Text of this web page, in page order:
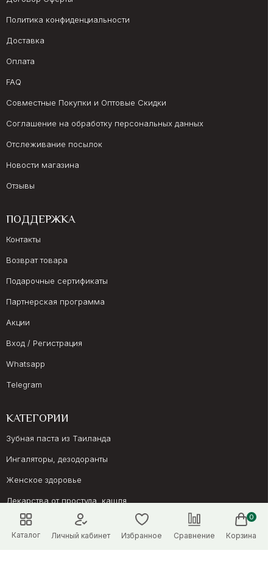
Каталог Личный кабинет Избранное Сравнение
0
Корзина
Политика конфиденциальности
Доставка
Оплата
FAQ
Совместные Покупки и Оптовые Скидки
Соглашение на обработку персональных данных
Отслеживание посылок
Новости магазина
Отзывы
ПОДДЕРЖКА
Контакты
Возврат товара
Подарочные сертификаты
Партнерская программа
Акции
Вход / Регистрация
Whatsapp
Telegram
КАТЕГОРИИ
Зубная паста из Таиланда
Ингаляторы, дезодоранты
Женское здоровье
Лекарства от простуда, кашля
Препараты для иммунитета